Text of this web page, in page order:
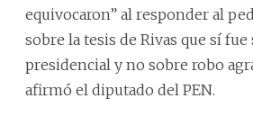
equivocaron” al responder al
sobre la tesis de Rivas que sí
presidencial y no sobre robo
afirmó el diputado del PEN.